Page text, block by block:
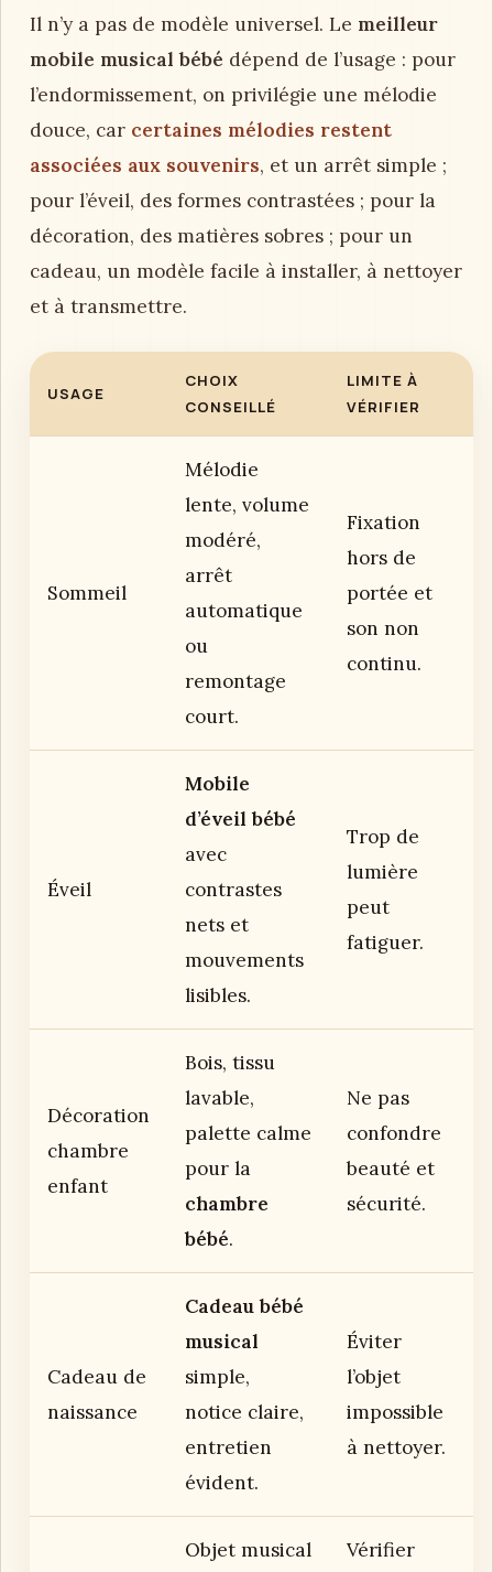
Il n’y a pas de modèle universel. Le meilleur
mobile musical bébé dépend de l’usage : pour
l’endormissement, on privilégie une mélodie
douce, car certaines mélodies restent
associées aux souvenirs, et un arrêt simple ;
pour l’éveil, des formes contrastées ; pour la
décoration, des matières sobres ; pour un
cadeau, un modèle facile à installer, à nettoyer
et à transmettre.
USAGE
CHOIX
CONSEILLÉ
LIMITE À
VÉRIFIER
Sommeil
Mélodie
lente, volume
modéré,
arrêt
automatique
ou
remontage
court.
Fixation
hors de
portée et
son non
continu.
Éveil
Mobile
d’éveil bébé
avec
contrastes
nets et
mouvements
lisibles.
Trop de
lumière
peut
fatiguer.
Décoration
chambre
enfant
Bois, tissu
lavable,
palette calme
pour la
chambre
bébé.
Ne pas
confondre
beauté et
sécurité.
Cadeau de
naissance
Cadeau bébé
musical
simple,
notice claire,
entretien
évident.
Éviter
l’objet
impossible
à nettoyer.
Objet musical
Vérifier